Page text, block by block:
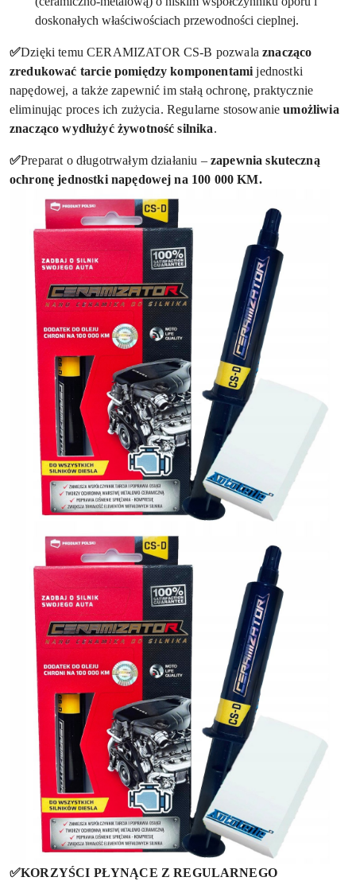
doskonałych właściwościach przewodności cieplnej.
✅Dzięki temu CERAMIZATOR CS-B pozwalaznacząco
zredukować tarcie pomiędzy komponentami jednostki
napędowej, a także zapewnić im stałą ochronę, praktycznie
eliminując proces ich zużycia. Regularne stosowanieumożliwia
znacząco wydłużyć żywotność silnika.
✅Preparat o długotrwałym działaniu – zapewnia skuteczną
ochronę jednostki napędowej na 100 000 KM.
✅KORZYŚCI PŁYNĄCE Z REGULARNEGO